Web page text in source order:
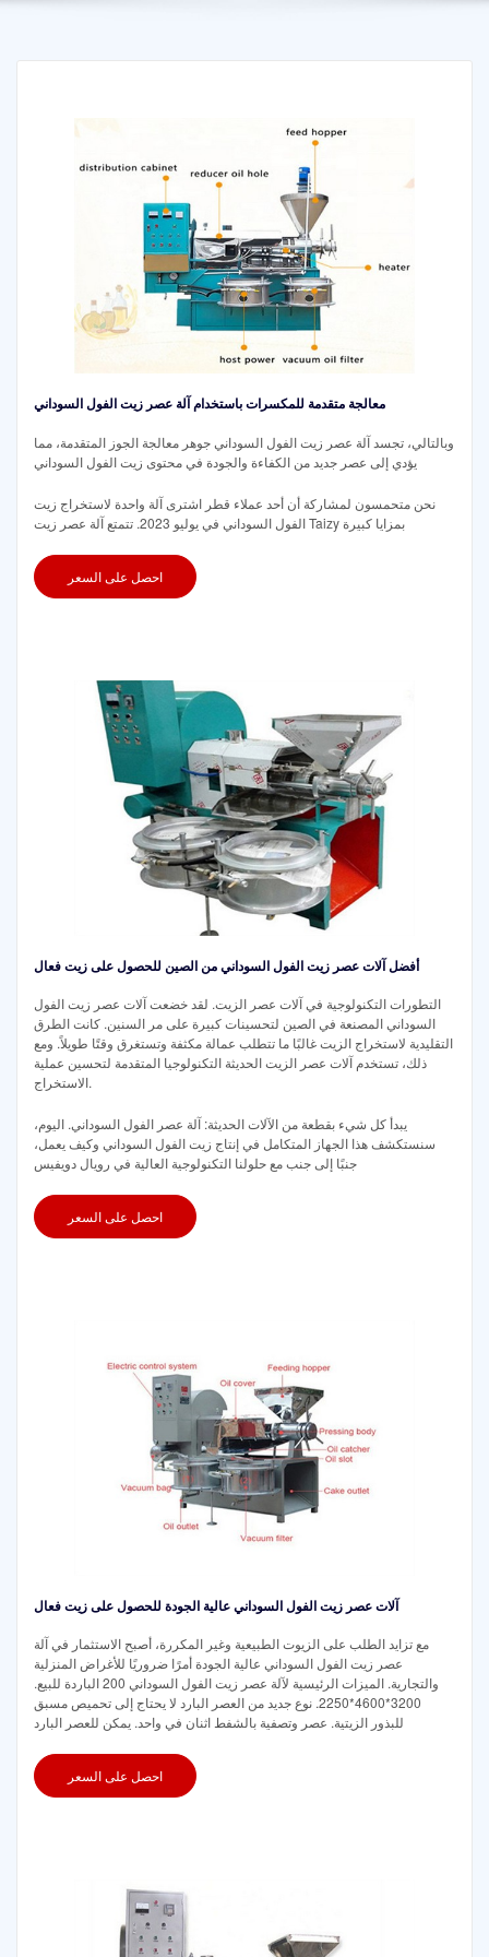
معالجة متقدمة للمكسرات باستخدام آلة عصر زيت الفول السوداني
وبالتالي، تجسد آلة عصر زيت الفول السوداني جوهر معالجة الجوز المتقدمة، مما
يؤدي إلى عصر جديد من الكفاءة والجودة في محتوى زيت الفول السوداني
نحن متحمسون لمشاركة أن أحد عملاء قطر اشترى آلة واحدة لاستخراج زيت
الفول السوداني في يوليو 2023. تتمتع آلة عصر زيت Taizy بمزايا كبيرة
احصل على السعر
أفضل آلات عصر زيت الفول السوداني من الصين للحصول على زيت فعال
التطورات التكنولوجية في آلات عصر الزيت. لقد خضعت آلات عصر زيت الفول
السوداني المصنعة في الصين لتحسينات كبيرة على مر السنين. كانت الطرق
التقليدية لاستخراج الزيت غالبًا ما تتطلب عمالة مكثفة وتستغرق وقتًا طويلاً. ومع
ذلك، تستخدم آلات عصر الزيت الحديثة التكنولوجيا المتقدمة لتحسين عملية
الاستخراج.
يبدأ كل شيء بقطعة من الآلات الحديثة: آلة عصر الفول السوداني. اليوم،
سنستكشف هذا الجهاز المتكامل في إنتاج زيت الفول السوداني وكيف يعمل،
جنبًا إلى جنب مع حلولنا التكنولوجية العالية في رويال دويفيس
احصل على السعر
آلات عصر زيت الفول السوداني عالية الجودة للحصول على زيت فعال
مع تزايد الطلب على الزيوت الطبيعية وغير المكررة، أصبح الاستثمار في آلة
عصر زيت الفول السوداني عالية الجودة أمرًا ضروريًا للأغراض المنزلية
والتجارية. الميزات الرئيسية لآلة عصر زيت الفول السوداني 200 الباردة للبيع.
3200*4600*2250. نوع جديد من العصر البارد لا يحتاج إلى تحميص مسبق
للبذور الزيتية. عصر وتصفية بالشفط اثنان في واحد. يمكن للعصر البارد
احصل على السعر